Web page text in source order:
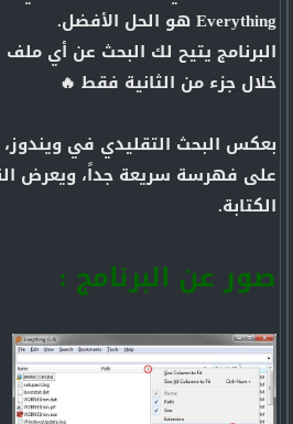
Everything هو الحل الأفضل.
البرنامج يتيح لك البحث عن أي
خلال جزء من الثانية فقط 🔥
بعكس البحث التقليدي في ويندوز،
على فهرسة سريعة جداً، ويعرض
الكتابة.
صور عن البرنامج :